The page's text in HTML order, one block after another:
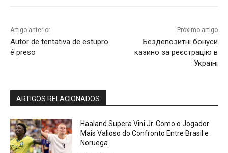
Artigo anterior
Autor de tentativa de estupro
é preso
Próximo artigo
Бездепозитні бонуси
казино за реєстрацію в
Україні
ARTIGOS RELACIONADOS
Haaland Supera Vini Jr. Como o Jogador
Mais Valioso do Confronto Entre Brasil e
Noruega